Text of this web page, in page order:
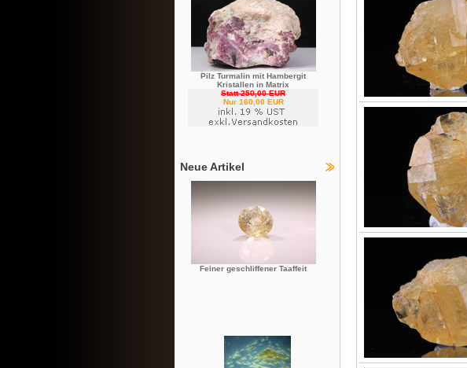
Pilz Turmalin mit Hambergit
Kristallen in Matrix
Statt 250,00 EUR
Nur 160,00 EUR
Neue Artikel
Feiner geschliffener Taaffeit